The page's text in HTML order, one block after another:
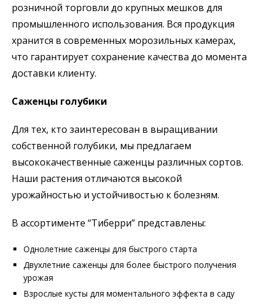
розничной торговли до крупных мешков для
промышленного использования. Вся продукция
хранится в современных морозильных камерах,
что гарантирует сохранение качества до момента
доставки клиенту.
Саженцы голубики
Для тех, кто заинтересован в выращивании
собственной голубики, мы предлагаем
высококачественные саженцы различных сортов.
Наши растения отличаются высокой
урожайностью и устойчивостью к болезням.
В ассортименте “Тиберри” представлены:
Однолетние саженцы для быстрого старта
Двухлетние саженцы для более быстрого получения
урожая
Взрослые кусты для моментального эффекта в саду